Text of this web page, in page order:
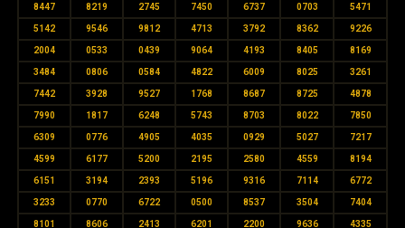
8447 8219 2745 7450 6737 0703 5471
5142 9546 9812 4713 3792 8362 9226
2004 0533 0439 9064 4193 8405 8169
3484 0806 0584 4822 6009 8025 3261
7442 3928 9527 1768 8687 8725 4878
7990 1817 6248 5743 8703 8022 7850
6309 0776 4905 4035 0929 5027 7217
4599 6177 5200 2195 2580 4559 8194
6151 3194 2393 5196 9316 7114 6772
3233 0770 6722 0500 8537 3504 7404
8101 8606 2413 6201 2200 9636 4335